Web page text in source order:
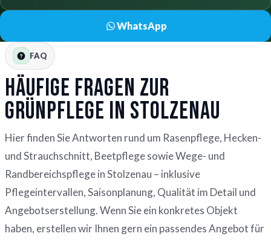
WhatsApp
FAQ
Häufige Fragen zur
Grünpflege in Stolzenau
Hier finden Sie Antworten rund um Rasenpflege, Hecken-
und Strauchschnitt, Beetpflege sowie Wege- und
Randbereichspflege in Stolzenau – inklusive
Pflegeintervallen, Saisonplanung, Qualität im Detail und
Angebotserstellung. Wenn Sie ein konkretes Objekt
haben, erstellen wir Ihnen gern ein passendes Angebot für